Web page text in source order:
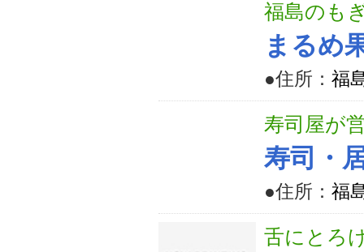
福島のも
まるめ
●住所： 福
寿司屋が
寿司・
●住所： 福
舌にとろ